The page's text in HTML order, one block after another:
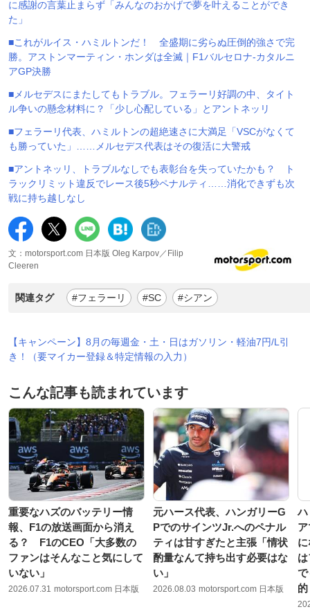
に感謝の言葉止まらず「みんなのおかげで夢を叶えることができ
た」
■これがルイス・ハミルトンだ！ 全盛期に劣らぬ圧倒的強さで完
勝。アストンマーティン・ホンダは全滅｜F1バルセロナ-カタルニ
アGP決勝
■メルセデスにまたしてもトラブル。フェラーリ好調の中、タイト
ル争いの懸念材料に？「少し心配している」とアントネッリ
■フェラーリ代表、ハミルトンの超絶速さに大満足「VSCがなくて
も勝っていた」……メルセデス代表はその復活に大警戒
■アントネッリ、トラブルなしでも表彰台を失っていたかも？ ト
ラックリミット違反でレース後5秒ペナルティ……消化できずも次
戦に持ち越しなし
文：motorsport.com 日本版 Oleg Karpov／Filip
Cleeren
関連タグ #フェラーリ #SC #シアン
【キャンペーン】8月の毎週金・土・日はガソリン・軽油7円/L引
き！（要マイカー登録＆特定情報の入力）
こんな記事も読まれています
重要なハズのバッテリー情
報、F1の放送画面から消え
る？ F1のCEO「大多数の
ファンはそんなこと気にして
いない」
2026.07.31 motorsport.com 日本版
元ハース代表、ハンガリーG
PでのサインツJr.へのペナル
ティは甘すぎたと主張「情状
酌量なんて持ち出す必要はな
い」
2026.08.03 motorsport.com 日本版
で